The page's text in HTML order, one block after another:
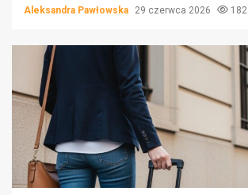
Aleksandra Pawłowska 29 czerwca 2026 182